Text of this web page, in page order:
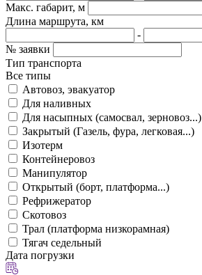
Макс. габарит, м
Длина маршрута, км
-
№ заявки
Тип транспорта
Все типы
Автовоз, эвакуатор
Для наливных
Для насыпных (самосвал, зерновоз...)
Закрытый (Газель, фура, легковая...)
Изотерм
Контейнеровоз
Манипулятор
Открытый (борт, платформа...)
Рефрижератор
Скотовоз
Трал (платформа низкорамная)
Тягач седельный
Дата погрузки